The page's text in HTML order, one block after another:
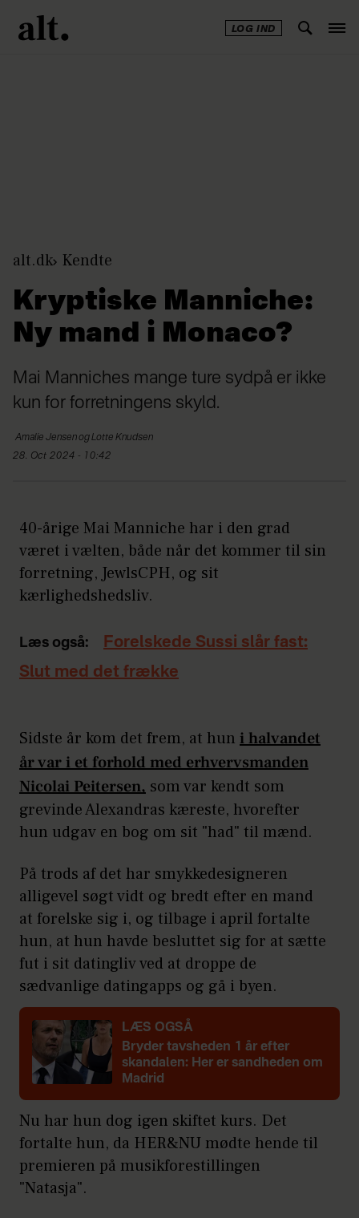
LOG IND
alt.dk Kendte
Kryptiske Manniche:
Ny mand i Monaco?
Mai Manniches mange ture sydpå er ikke
kun for forretningens skyld.
Amalie Jensenog Lotte Knudsen
28. Oct 2024 - 10:42
40-årige Mai Manniche har i den grad
været i vælten, både når det kommer til sin
forretning, JewlsCPH, og sit
kærlighedshedsliv.
Læs også:
Forelskede Sussi slår fast:
Slut med det frække
Sidste år kom det frem, at hun i halvandet
år var i et forhold med erhvervsmanden
Nicolai Peitersen, som var kendt som
grevinde Alexandras kæreste, hvorefter
hun udgav en bog om sit "had" til mænd.
På trods af det har smykkedesigneren
alligevel søgt vidt og bredt efter en mand
at forelske sig i, og tilbage i april fortalte
hun, at hun havde besluttet sig for at sætte
fut i sit datingliv ved at droppe de
sædvanlige datingapps og gå i byen.
LÆS OGSÅ
Bryder tavsheden 1 år efter
skandalen: Her er sandheden om
Madrid
Nu har hun dog igen skiftet kurs. Det
fortalte hun, da HER&NU mødte hende til
premieren på musikforestillingen
"Natasja".